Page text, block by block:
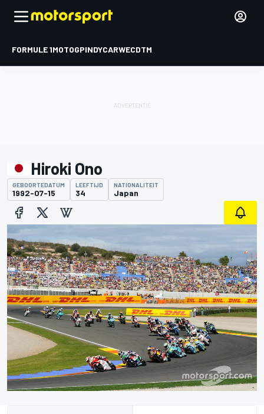
FORMULE 1MOTOGPINDYCARWECDTM
Hiroki Ono
GEBOORTEDATUM
1992-07-15
LEEFTIJD
34
NATIONALITEIT
Japan